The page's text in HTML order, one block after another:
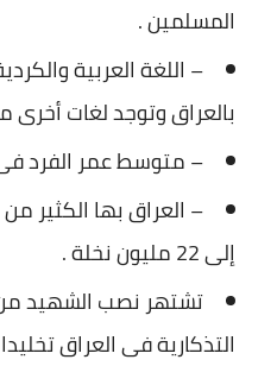
المسلمين .
– اللغة العربية
بالعراق وتوجد لغات أخرى
– متوسط عمر الفرد فى
– العراق بها الكثير
إلى 22 مليون نخلة .
تشتهر نصب الشهيد
التذكارية فى العراق